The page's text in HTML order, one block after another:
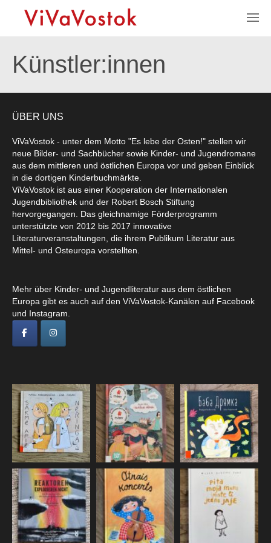
Künstler:innen
ÜBER UNS
ViVaVostok - unter dem Motto "Es lebe der Osten!" stellen wir
neue Bilder- und Sachbücher sowie Kinder- und Jugendromane
aus dem mittleren und östlichen Europa vor und geben Einblick
in die dortigen Kinderbuchmärkte.
ViVaVostok ist aus einer Kooperation der Internationalen
Jugendbibliothek und der Robert Bosch Stiftung
hervorgegangen. Das gleichnamige Förderprogramm
unterstützte von 2012 bis 2017 innovative
Literaturveranstaltungen, die ihrem Publikum Literatur aus
Mittel- und Osteuropa vorstellten.
Mehr über Kinder- und Jugendliteratur aus dem östlichen
Europa gibt es auch auf den ViVaVostok-Kanälen auf Facebook
und Instagram.